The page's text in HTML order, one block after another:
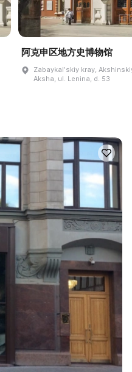
阿克申区地方史博物馆
Zabaykalʹskiy kray,
Aksha, ul. Lenina, d. 53